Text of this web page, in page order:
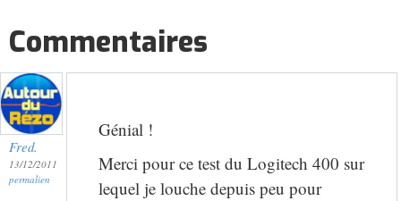
Commentaires
Fred.
13/12/2011
permalien
Génial !
Merci pour ce test du Logitech 400 sur
lequel je louche depuis peu pour